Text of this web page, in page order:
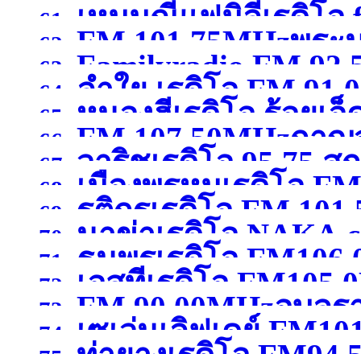
61.
เหมมณีแฟมิลี่เรดิโอ
นครศรีธรรมราช(จังหวั
62. FM 101.75MHzพร
พระนครศรีอยุธยา )
63. Familyradio FM
64. ลำใย เรดิโอ FM
65. หนองฮีเรดิโอ ร้อยเอ็
66. FM 107.50MHzกา
67. วาริชเรดิโอ 95.75 ส
68.
เมืองพรหมเรดิโอ
FM 107.50 MHz พิษณุ
69.
รติกรเรดิโอ FM
กาญจนบุรี )
70.
นาข่าเรดิโอ
102.50MHzมหาสารคา
71. ธนพรเรดิโอ
72. เอสทีเรดิโอ
73. FM 90.00MHzอุบล
74.
เซเว่นเลิฟเดย์